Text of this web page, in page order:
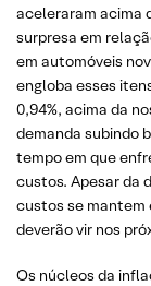
aceleraram acima
surpresa em
em automóveis
engloba esses
0,94%, acima da
demanda subindo
tempo em que
custos. Apesar da
custos se mantem
deverão vir nos
Os núcleos da